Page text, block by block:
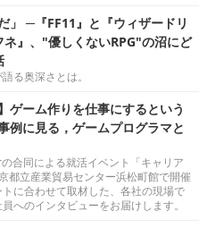
」 ─『FF11』と『ウィザードリ
ネ』、"優しくないRPG"の沼にど
る奥深さとは。
ゲーム作りを仕事にするという
例に見る，ゲームプログラマと
合同による就活イベント「キャリア
都立産業貿易センター浜松町館で開催
に合わせて取材した、各社の現場で
へのインタビューをお届けします。